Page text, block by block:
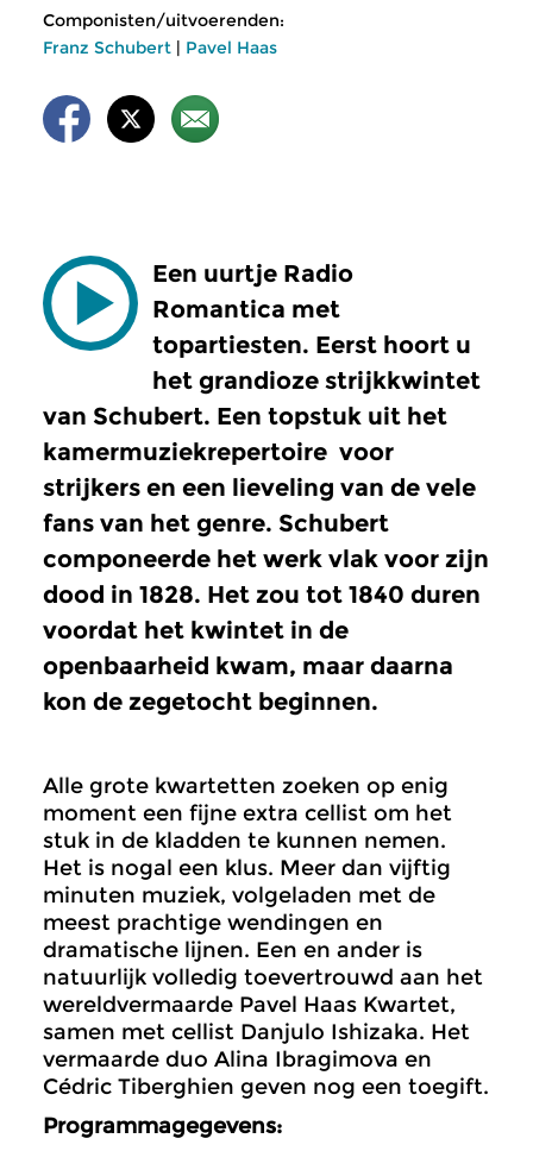
Componisten/uitvoerenden:
Franz Schubert | Pavel Haas
Een uurtje Radio
Romantica met
topartiesten. Eerst hoort u
het grandioze strijkkwintet
van Schubert. Een topstuk uit het
kamermuziekrepertoire voor
strijkers en een lieveling van de vele
fans van het genre. Schubert
componeerde het werk vlak voor zijn
dood in 1828. Het zou tot 1840 duren
voordat het kwintet in de
openbaarheid kwam, maar daarna
kon de zegetocht beginnen.
Alle grote kwartetten zoeken op enig
moment een fijne extra cellist om het
stuk in de kladden te kunnen nemen.
Het is nogal een klus. Meer dan vijftig
minuten muziek, volgeladen met de
meest prachtige wendingen en
dramatische lijnen. Een en ander is
natuurlijk volledig toevertrouwd aan het
wereldvermaarde Pavel Haas Kwartet,
samen met cellist Danjulo Ishizaka. Het
vermaarde duo Alina Ibragimova en
Cédric Tiberghien geven nog een toegift.
Programmagegevens: